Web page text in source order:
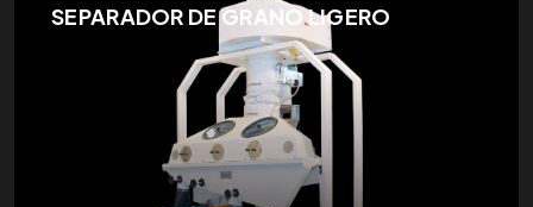
SEPARADOR DE GRANO LIGERO